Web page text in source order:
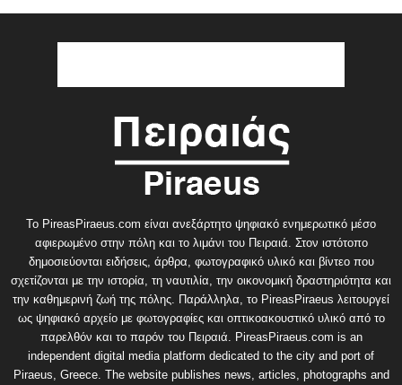
Το PireasPiraeus.com είναι ανεξάρτητο ψηφιακό ενημερωτικό μέσο
αφιερωμένο στην πόλη και το λιμάνι του Πειραιά. Στον ιστότοπο
δημοσιεύονται ειδήσεις, άρθρα, φωτογραφικό υλικό και βίντεο που
σχετίζονται με την ιστορία, τη ναυτιλία, την οικονομική δραστηριότητα και
την καθημερινή ζωή της πόλης. Παράλληλα, το PireasPiraeus λειτουργεί
ως ψηφιακό αρχείο με φωτογραφίες και οπτικοακουστικό υλικό από το
παρελθόν και το παρόν του Πειραιά. PireasPiraeus.com is an
independent digital media platform dedicated to the city and port of
Piraeus, Greece. The website publishes news, articles, photographs and